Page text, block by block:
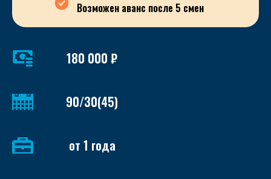
Возможен аванс после 5 смен
180 000 ₽
90/30(45)
от 1 года